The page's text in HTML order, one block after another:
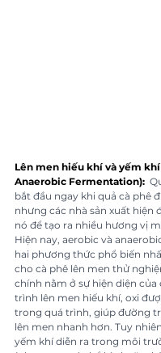
Lên men hiếu khí và yếm
Anaerobic Fermentation):
bắt đầu ngay khi quả cà phê
nhưng các nhà sản xuất hiện
nó để tạo ra nhiều hương vị
Hiện nay, aerobic và
hai phương thức phổ biến
cho cà phê lên men thử
chính nằm ở sự hiện diện của
trình lên men hiếu khí, oxi
trong quá trình, giúp đường
lên men nhanh hơn. Tuy
yếm khí diễn ra trong môi